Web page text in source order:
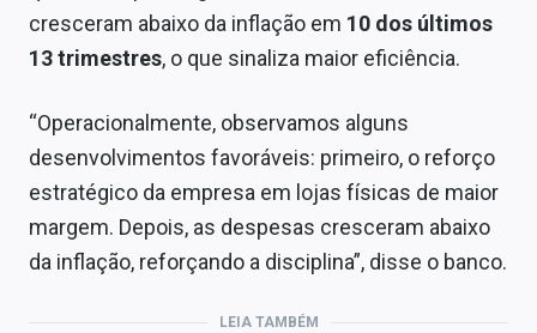
cresceram abaixo da inflação em 10 dos últimos
13 trimestres, o que sinaliza maior eficiência.
“Operacionalmente, observamos alguns
desenvolvimentos favoráveis: primeiro, o reforço
estratégico da empresa em lojas físicas de maior
margem. Depois, as despesas cresceram abaixo
da inflação, reforçando a disciplina”, disse o banco.
LEIA TAMBÉM